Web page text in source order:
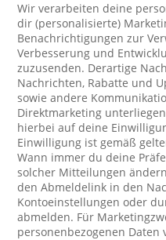
Wir verarbeiten deine
dir (personalisierte)
Benachrichtigungen zur
Verbesserung und
zuzusenden. Derartige
Nachrichten, Rabatte und
sowie andere
Direktmarketing
hierbei auf deine
Einwilligung ist gemäß
Wann immer du deine
solcher Mitteilungen
den Abmeldelink in den
Kontoeinstellungen oder
abmelden. Für
personenbezogenen Daten